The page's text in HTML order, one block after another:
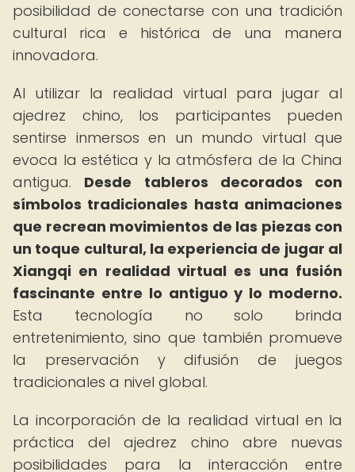
posibilidad de conectarse con una tradición
cultural rica e histórica de una manera
innovadora.
Al utilizar la realidad virtual para jugar al
ajedrez chino, los participantes pueden
sentirse inmersos en un mundo virtual que
evoca la estética y la atmósfera de la China
antigua. Desde tableros decorados con
símbolos tradicionales hasta animaciones
que recrean movimientos de las piezas con
un toque cultural, la experiencia de jugar al
Xiangqi en realidad virtual es una fusión
fascinante entre lo antiguo y lo moderno.
Esta tecnología no solo brinda
entretenimiento, sino que también promueve
la preservación y difusión de juegos
tradicionales a nivel global.
La incorporación de la realidad virtual en la
práctica del ajedrez chino abre nuevas
posibilidades para la interacción entre